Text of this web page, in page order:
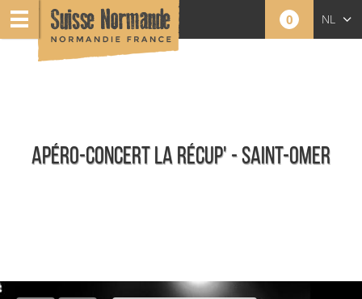
0 NL
APÉRO-CONCERT LA RÉCUP' - SAINT-OMER